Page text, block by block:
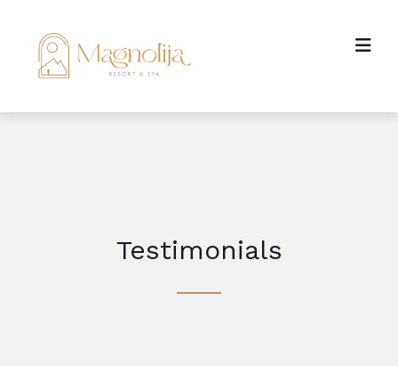
Testimonials